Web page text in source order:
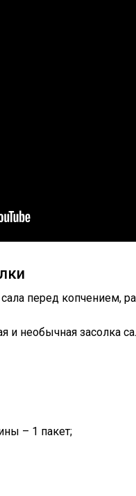
перед копчением,
и необычная засолка
– 1 пакет;